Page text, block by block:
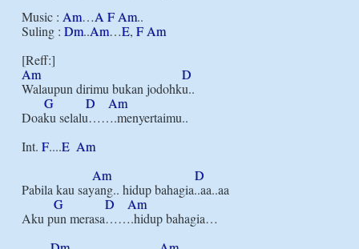
Music : Am…A F Am..
Suling : Dm..Am…E, F Am
Am
D
Walaupun dirimu bukan jodohku..
G
D
Am
Doaku selalu…….menyertaimu..
Int. F....E Am
Am
D
Pabila kau sayang.. hidup bahagia..aa..aa
G
D
Am
Aku pun merasa…….hidup bahagia…